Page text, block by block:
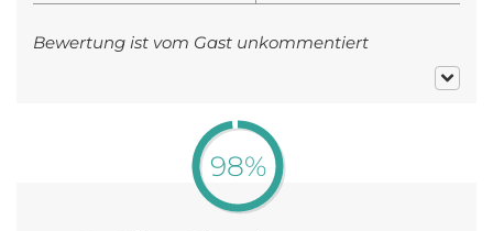
Bewertung ist vom Gast unkommentiert
98%